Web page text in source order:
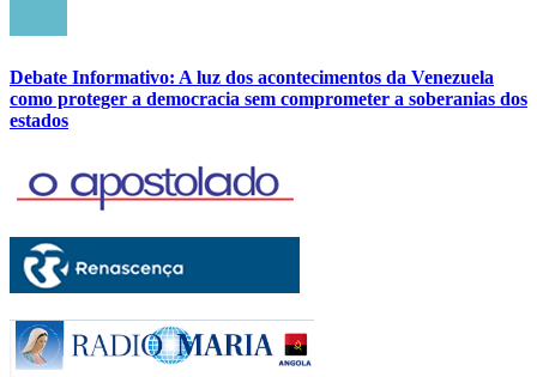
Debate Informativo: A luz dos acontecimentos da Venezuela
como proteger a democracia sem comprometer a soberanias dos
estados